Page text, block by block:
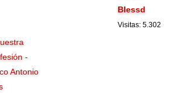
Blessd
Visitas: 5.302